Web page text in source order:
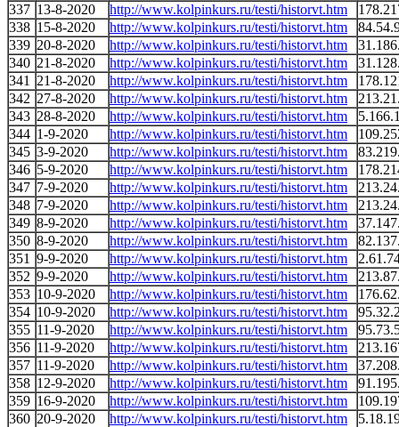
337 13-8-2020 http://www.kolpinkurs.ru/testi/historvt.htm
338 15-8-2020 http://www.kolpinkurs.ru/testi/historvt.htm
339 20-8-2020 http://www.kolpinkurs.ru/testi/historvt.htm
340 21-8-2020 http://www.kolpinkurs.ru/testi/historvt.htm
341
21-8-2020 http://www.kolpinkurs.ru/testi/historvt.htm
342 27-8-2020 http://www.kolpinkurs.ru/testi/historvt.htm
343 28-8-2020 http://www.kolpinkurs.ru/testi/historvt.htm
344 1-9-2020 http://www.kolpinkurs.ru/testi/historvt.htm
345 3-9-2020 http://www.kolpinkurs.ru/testi/historvt.htm
346 5-9-2020 http://www.kolpinkurs.ru/testi/historvt.htm
347 7-9-2020 http://www.kolpinkurs.ru/testi/historvt.htm
348 7-9-2020 http://www.kolpinkurs.ru/testi/historvt.htm
349 8-9-2020 http://www.kolpinkurs.ru/testi/historvt.htm
350 8-9-2020 http://www.kolpinkurs.ru/testi/historvt.htm
351 9-9-2020 http://www.kolpinkurs.ru/testi/historvt.htm
352 9-9-2020 http://www.kolpinkurs.ru/testi/historvt.htm
353 10-9-2020 http://www.kolpinkurs.ru/testi/historvt.htm
354 10-9-2020 http://www.kolpinkurs.ru/testi/historvt.htm
355 11-9-2020 http://www.kolpinkurs.ru/testi/historvt.htm
356 11-9-2020 http://www.kolpinkurs.ru/testi/historvt.htm
357 11-9-2020 http://www.kolpinkurs.ru/testi/historvt.htm
358 12-9-2020 http://www.kolpinkurs.ru/testi/historvt.htm
359 16-9-2020 http://www.kolpinkurs.ru/testi/historvt.htm
360 20-9-2020 http://www.kolpinkurs.ru/testi/historvt.htm